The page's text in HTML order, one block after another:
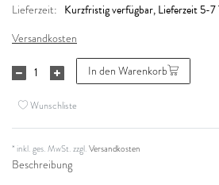
Lieferzeit: Kurzfristig verfügbar, Lieferzeit 5-7
Versandkosten
In den Warenkorb
Wunschliste
* inkl. ges. MwSt. zzgl.Versandkosten
Beschreibung